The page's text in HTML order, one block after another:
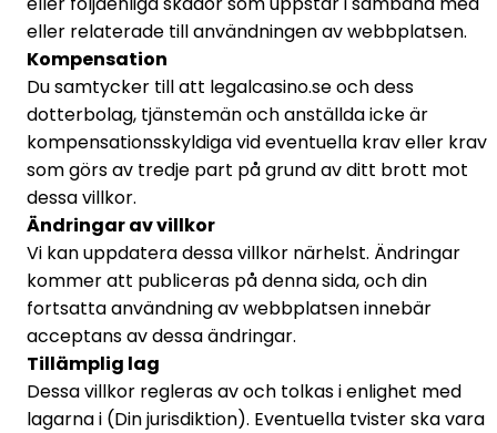
eller relaterade till användningen av webbplatsen.
Kompensation
Du samtycker till att legalcasino.se och dess
dotterbolag, tjänstemän och anställda icke är
kompensationsskyldiga vid eventuella krav eller krav
som görs av tredje part på grund av ditt brott mot
dessa villkor.
Ändringar av villkor
Vi kan uppdatera dessa villkor närhelst. Ändringar
kommer att publiceras på denna sida, och din
fortsatta användning av webbplatsen innebär
acceptans av dessa ändringar.
Tillämplig lag
Dessa villkor regleras av och tolkas i enlighet med
lagarna i (Din jurisdiktion). Eventuella tvister ska vara